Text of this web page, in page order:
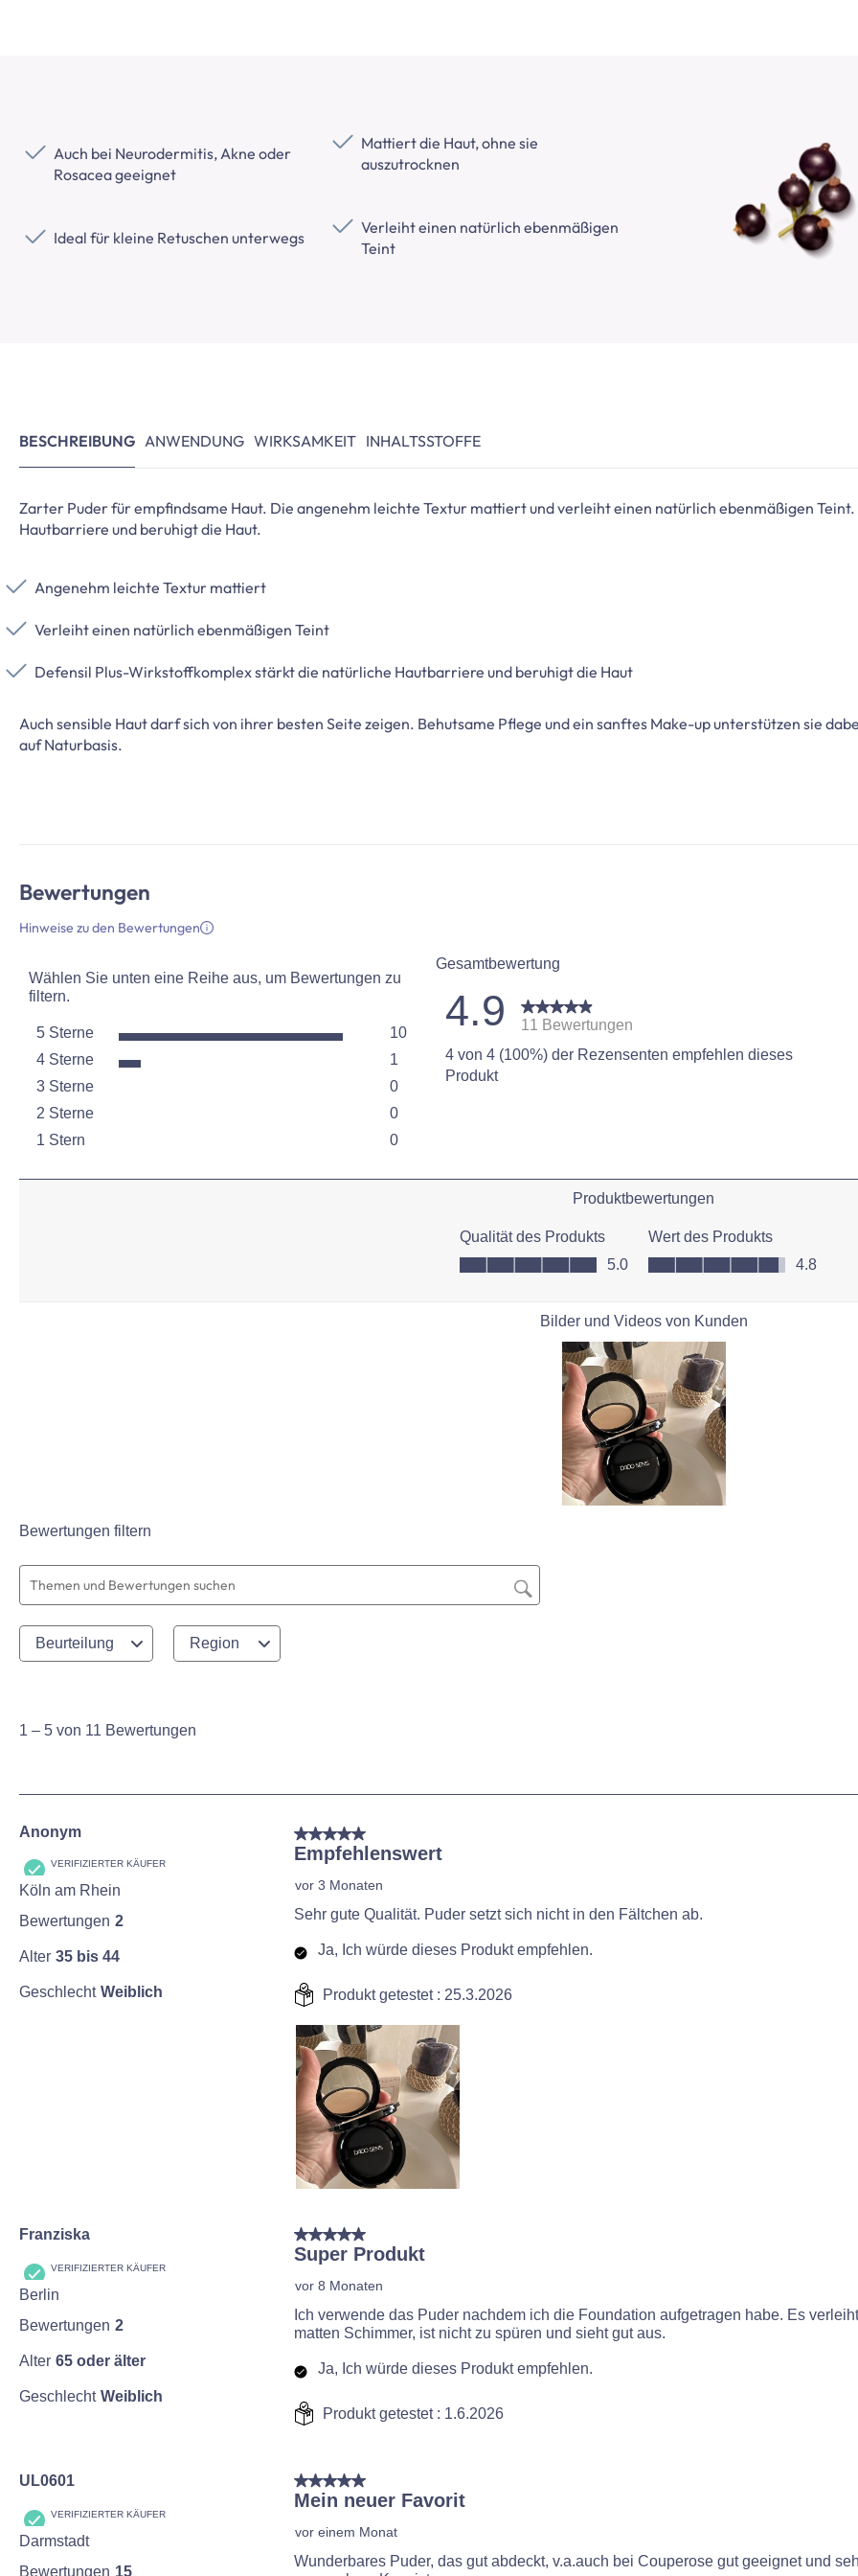
Auch bei Neurodermitis, Akne oder
Rosacea geeignet
Ideal für kleine Retuschen unterwegs
Mattiert die Haut, ohne sie
auszutrocknen
Verleiht einen natürlich ebenmäßigen
Teint
BESCHREIBUNG INHALTSSTOFFE
WIRKSAMKEIT
ANWENDUNG
Zarter Puder für empfindsame Haut. Die angenehm leichte Textur mattiert und verleiht einen natürlich ebenmäßigen
Hautbarriere und beruhigt die Haut.
Angenehm leichte Textur mattiert
Verleiht einen natürlich ebenmäßigen Teint
Defensil Plus-Wirkstoffkomplex stärkt die natürliche Hautbarriere und beruhigt die Haut
Auch sensible Haut darf sich von ihrer besten Seite zeigen. Behutsame Pflege und ein sanftes Make-up unterstützen sie
auf Naturbasis.
Bewertungen
Hinweise zu den Bewertungen
Wählen Sie unten eine Reihe aus, um Bewertungen zu
filtern.
5 Sterne Sterne
10
10 Bewertungen mit 5 Sternen.
4 Sterne Sterne
1
1 Bewertung mit 4 Sternen.
3 Sterne
0
0 Bewertungen mit 3 Sternen.
2 Sterne
0
0 Bewertungen mit 2 Sternen.
1 Stern
0
Gesamtbewertung
4.9
11 Bewertungen
4 von 4 (100%) der Rezensenten empfehlen dieses
Produkt
Produktbewertungen
Qualität des Produkts
Qualität des Produkts, 5.0 von 5
5.0
Wert des Produkts
Wert des Produkts, 4.8 von 5
4.8
Bilder und Videos von Kunden
Bewertungen filtern
Suchthemen und Bewertungen Suchregion
Beurteilung Region
5
1 – 5 von 11 Bewertungen
Anonym
VERIFIZIERTER KÄUFER
Köln am Rhein
Bewertungen 2
Alter 35 bis 44
Geschlecht Weiblich
5 von 5 Sternen.
Empfehlenswert
vor 3 Monaten
Sehr gute Qualität. Puder setzt sich nicht in den Fältchen ab.
Ja, Ich würde dieses Produkt empfehlen.
Produkt getestet : 25.3.2026
Franziska
VERIFIZIERTER KÄUFER
Berlin
Bewertungen 2
Alter 65 oder älter
Geschlecht Weiblich
5 von 5 Sternen.
Super Produkt
vor 8 Monaten
Ich verwende das Puder nachdem ich die Foundation aufgetragen habe. Es
matten Schimmer, ist nicht zu spüren und sieht gut aus.
Ja, Ich würde dieses Produkt empfehlen.
Produkt getestet : 1.6.2026
UL0601
VERIFIZIERTER KÄUFER
Darmstadt
Bewertungen 15
5 von 5 Sternen.
Mein neuer Favorit
vor einem Monat
Wunderbares Puder, das gut abdeckt, v.a.auch bei Couperose gut geeignet und